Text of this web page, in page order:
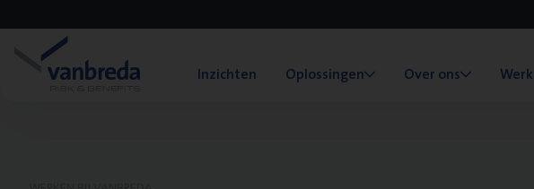
Inzichten Oplossingen Over ons